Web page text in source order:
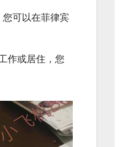
可以在菲律宾
作或居住，您